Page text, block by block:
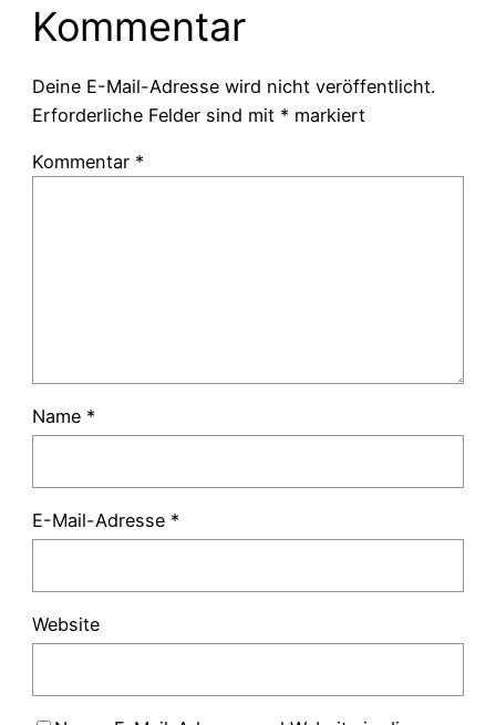
Kommentar
Deine E-Mail-Adresse wird nicht veröffentlicht.
Erforderliche Felder sind mit * markiert
Kommentar *
Name *
E-Mail-Adresse *
Website